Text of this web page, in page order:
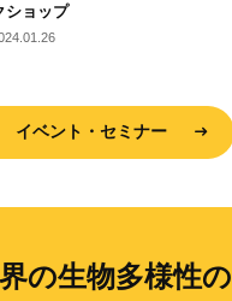
ショップ
イベント・セミナー
の生物多様性の